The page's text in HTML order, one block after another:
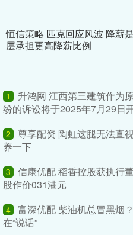
恒信策略 匹克回应风波 降薪
层承担更高降薪比例
1
升鸿网 江西第三建筑作为
纷的诉讼将于2025年7月29日
2
尊享配资 陶虹这腿无法直
养一下
3
信康优配 稻香控股获执行
股作价031港元
4 富深优配 柴油机总冒黑烟
在“说话”